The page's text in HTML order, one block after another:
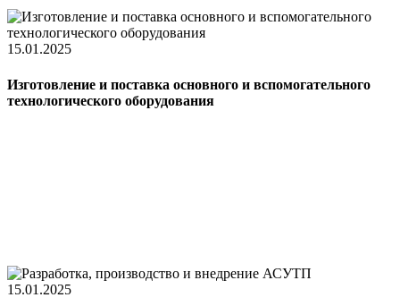
15.01.2025
Изготовление и поставка основного и вспомогательного
технологического оборудования
15.01.2025